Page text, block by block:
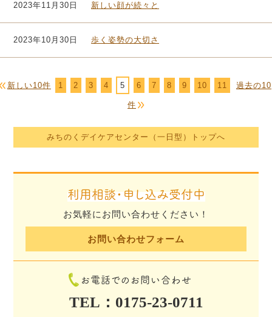
2023年11月30日 新しい顔が続々と
2023年10月30日 歩く姿勢の大切さ
新しい10件 1 2 3 4 5 6 7 8 9 10 11 過去の10
件
みちのくデイケアセンター（一日型）トップへ
利用相談・申し込み受付中
お気軽にお問い合わせください！
お問い合わせフォーム
お電話でのお問い合わせ
TEL：0175-23-0711